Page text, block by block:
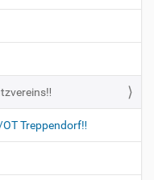
Treppendorf‼️